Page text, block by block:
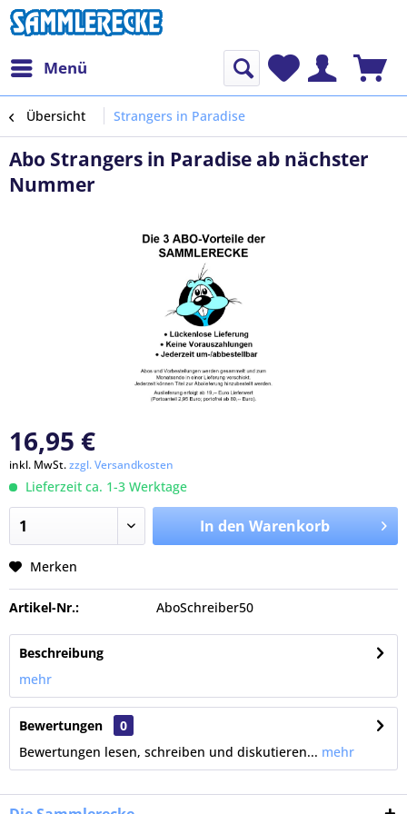
Menü
Übersicht Strangers in Paradise
Abo Strangers in Paradise ab nächster
Nummer
16,95 €
inkl. MwSt.zzgl. Versandkosten
Lieferzeit ca. 1-3 Werktage
In den Warenkorb
Merken
Artikel-Nr.: AboSchreiber50
Beschreibung
mehr
Bewertungen
0
Bewertungen lesen, schreiben und diskutieren... mehr